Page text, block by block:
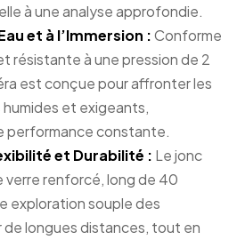
à une analyse approfondie.
et à l’Immersion :Conforme
résistante à une pression de 2
est conçue pour affronter les
et exigeants,
performance constante.
et Durabilité : Le jonc
verre renforcé, long de 40
exploration souple des
de longues distances, tout en